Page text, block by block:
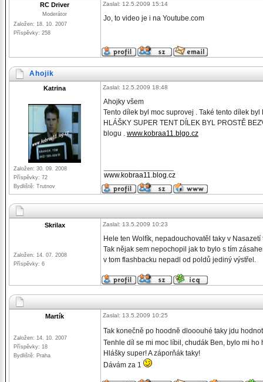
RC Driver
Moderátor
Založen: 18. 10. 2007
Příspěvky: 258
Zaslal: 12.5.2009 15:14
Jo, to video je i na Youtube.com
Ahojik
Katrina
Založen: 30. 09. 2008
Příspěvky: 72
Bydliště: Trutnov
Zaslal: 12.5.2009 18:48
Ahojky všem
Tento dílek byl moc suprovej . Také tento dílek
HLÁŠKY SUPER TENT DÍLEK BYL PROSTĚ
blogu . www.kobraa11.blgo.cz
www.kobraa11.blog.cz
Skrilax
Založen: 14. 07. 2008
Příspěvky: 6
Zaslal: 13.5.2009 10:23
Hele ten Wolfík, nepadouchovatěl taky v
Tak nějak sem nepochopil jak to bylo s tím
v tom flashbacku nepadl od poldů jediný výstřel.
Martík
Založen: 14. 10. 2007
Příspěvky: 18
Bydliště: Praha
Zaslal: 13.5.2009 10:25
Tak konečně po hoodně dlooouhé taky jdu
Tenhle díl se mi moc líbil, chudák Ben, bylo mi
Hlášky super! A záporňák taky!
Dávám za 1